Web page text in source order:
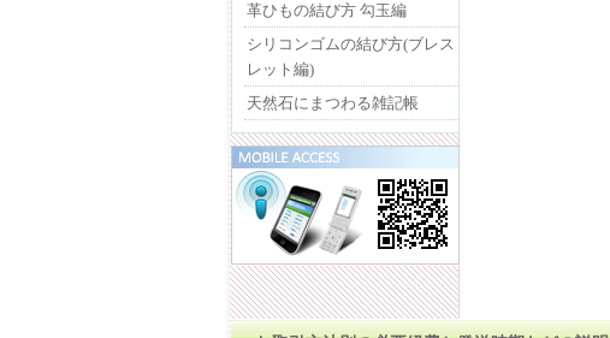
革ひもの結び方 勾玉編
シリコンゴムの結び方(ブレス
レット編)
天然石にまつわる雑記帳